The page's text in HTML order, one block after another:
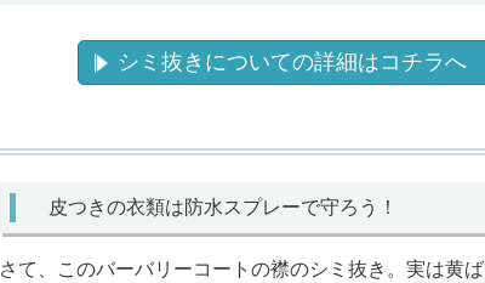
シミ抜きについての詳細はコチラへ
皮つきの衣類は防水スプレーで守ろう！
さて、このバーバリーコートの襟のシミ抜き。実は黄ば